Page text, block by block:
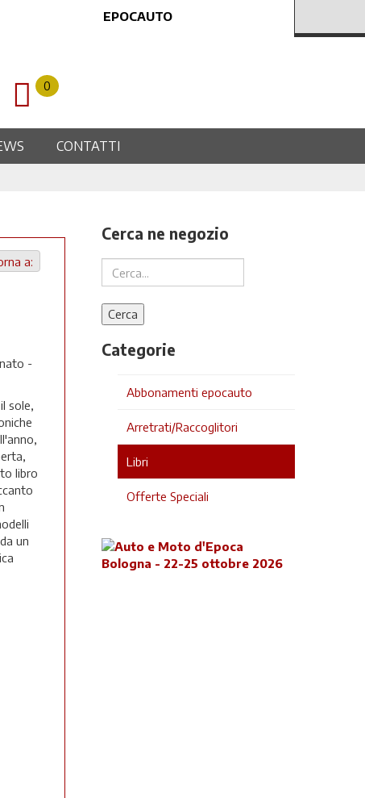
EPOCAUTO
0
CONTATTI
a:
-
sole,
libro
un
Cerca ne negozio
Categorie
Abbonamenti epocauto
Arretrati/Raccoglitori
Libri
Offerte Speciali